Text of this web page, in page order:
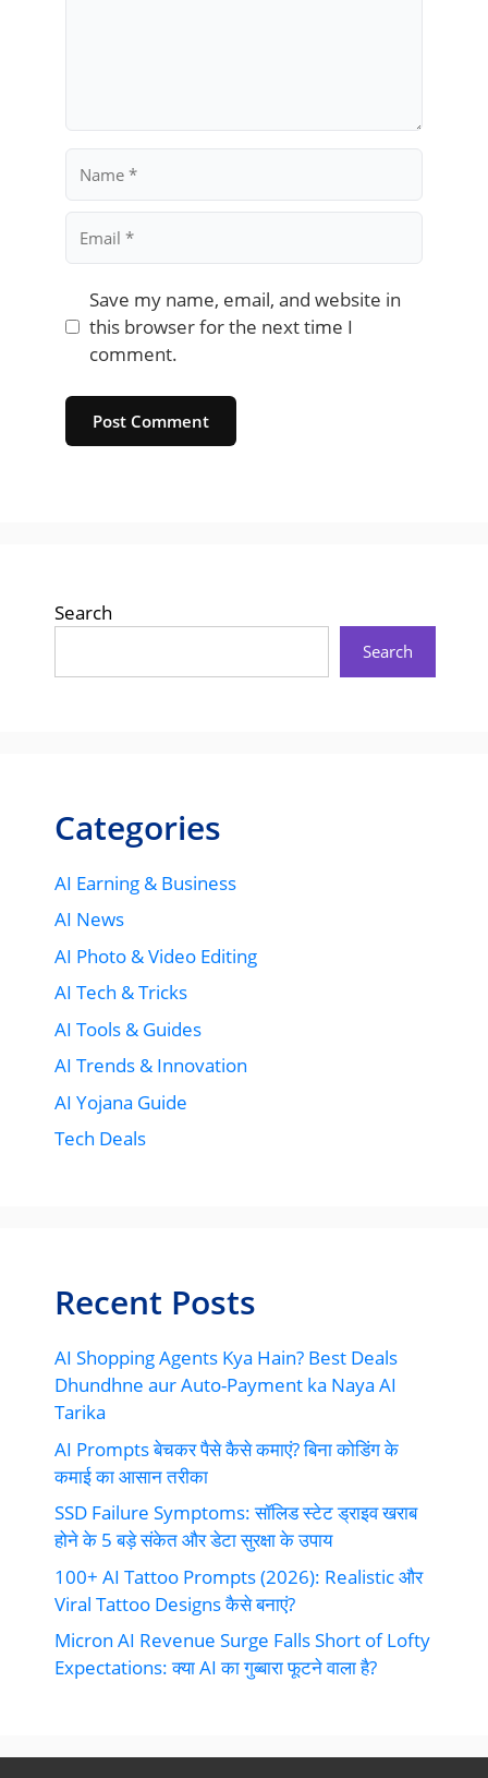
Save my name, email, and website in
this browser for the next time I
comment.
Website
Search
Search
Categories
AI Earning & Business
AI News
AI Photo & Video Editing
AI Tech & Tricks
AI Tools & Guides
AI Trends & Innovation
AI Yojana Guide
Tech Deals
Recent Posts
AI Shopping Agents Kya Hain? Best Deals
Dhundhne aur Auto-Payment ka Naya AI
Tarika
AI Prompts बेचकर पैसे कैसे कमाएं? बिना कोडिंग के
कमाई का आसान तरीका
SSD Failure Symptoms: सॉलिड स्टेट ड्राइव खराब
होने के 5 बड़े संकेत और डेटा सुरक्षा के उपाय
100+ AI Tattoo Prompts (2026): Realistic और
Viral Tattoo Designs कैसे बनाएं?
Micron AI Revenue Surge Falls Short of Lofty
Expectations: क्या AI का गुब्बारा फूटने वाला है?